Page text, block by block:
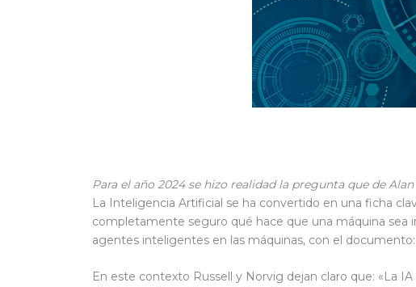
Para el año 2024 se hizo realidad la pregunta que de
La Inteligencia Artificial se ha convertido en una ficha
completamente seguro qué hace que una máquina sea
agentes inteligentes en las máquinas, con el documento:
En este contexto Russell y Norvig dejan claro que: «La